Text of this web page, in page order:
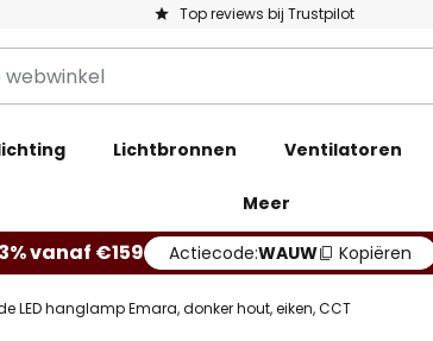
Top reviews bij Trustpilot
Lichtbronnen Ventilatoren
Meer
vanaf €159 Actiecode:WAUW Kopiëren
LED hanglamp Emara, donker hout, eiken, CCT